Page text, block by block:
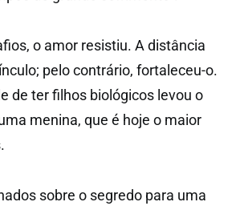
o amor resistiu. A distância
pelo contrário, fortaleceu-o.
de ter filhos biológicos levou o
menina, que é hoje o maior
sobre o segredo para uma